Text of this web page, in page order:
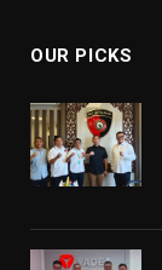
OUR PICKS